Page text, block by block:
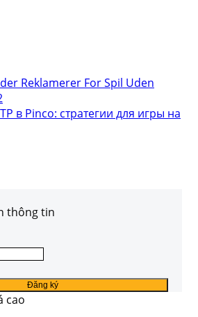
Reklamerer For Spil Uden
в Pinco: стратегии для игры на
thông tin
cao